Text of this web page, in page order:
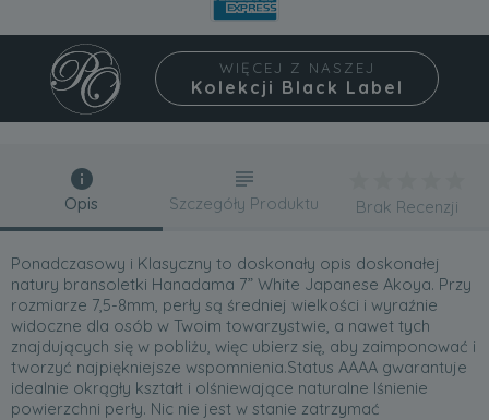
WIĘCEJ Z NASZEJ
Kolekcji Black Label
Opis
Ponadczasowy i Klasyczny to doskonały opis doskonałej
natury bransoletki Hanadama 7” White Japanese Akoya. Przy
rozmiarze 7,5-8mm, perły są średniej wielkości i wyraźnie
widoczne dla osób w Twoim towarzystwie, a nawet tych
znajdujących się w pobliżu, więc ubierz się, aby zaimponować i
tworzyć najpiękniejsze wspomnienia.Status AAAA gwarantuje
idealnie okrągły kształt i olśniewające naturalne lśnienie
powierzchni perły. Nic nie jest w stanie zatrzymać
Szczegóły Produktu Brak Recenzji